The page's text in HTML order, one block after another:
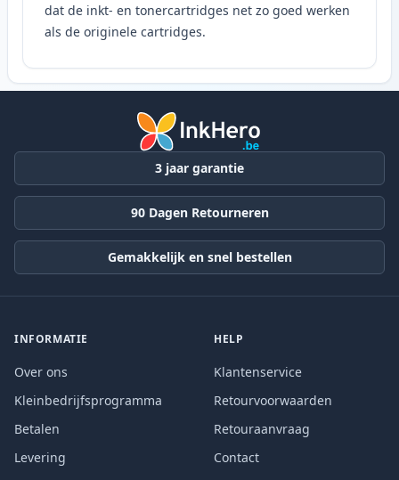
dat de inkt- en tonercartridges net zo goed werken
als de originele cartridges.
3 jaar garantie
90 Dagen Retourneren
Gemakkelijk en snel bestellen
INFORMATIE
Over ons
Kleinbedrijfsprogramma
Betalen
Levering
HELP
Klantenservice
Retourvoorwaarden
Retouraanvraag
Contact